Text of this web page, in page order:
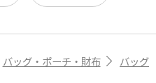
バッグ・ポーチ・財布 バッグ